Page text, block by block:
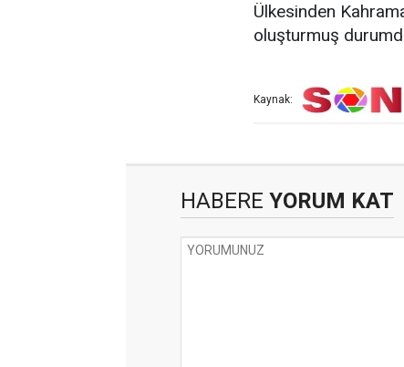
Ülkesinden
oluşturmuş
Kaynak:
HABERE YORUM KAT